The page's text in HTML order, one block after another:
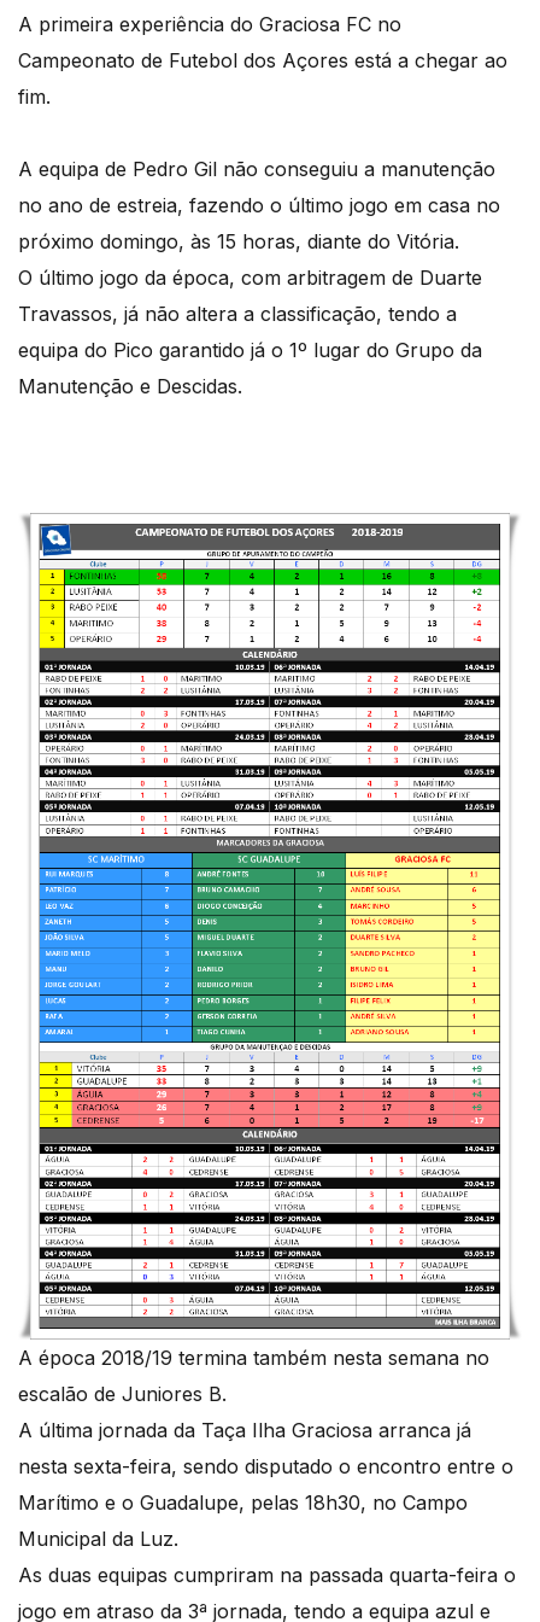
A primeira experiência do Graciosa FC no
Campeonato de Futebol dos Açores está a chegar ao
fim.
A equipa de Pedro Gil não conseguiu a manutenção
no ano de estreia, fazendo o último jogo em casa no
próximo domingo, às 15 horas, diante do Vitória.
O último jogo da época, com arbitragem de Duarte
Travassos, já não altera a classificação, tendo a
equipa do Pico garantido já o 1º lugar do Grupo da
Manutenção e Descidas.
A época 2018/19 termina também nesta semana no
escalão de Juniores B.
A última jornada da Taça Ilha Graciosa arranca já
nesta sexta-feira, sendo disputado o encontro entre o
Marítimo e o Guadalupe, pelas 18h30, no Campo
Municipal da Luz.
As duas equipas cumpriram na passada quarta-feira o
jogo em atraso da 3ª jornada, tendo a equipa azul e